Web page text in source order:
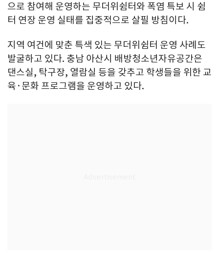
으로 참여해 운영하는 무더위쉼터와 폭염 특보 시 쉼
터 연장 운영 실태를 집중적으로 살필 방침이다.
지역 여건에 맞춘 특색 있는 무더위쉼터 운영 사례도
발굴하고 있다. 충남 아산시 배방청소년자유공간은
댄스실, 탁구장, 열람실 등을 갖추고 학생들을 위한 교
육·문화 프로그램을 운영하고 있다.